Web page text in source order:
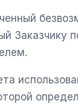
Заказчику